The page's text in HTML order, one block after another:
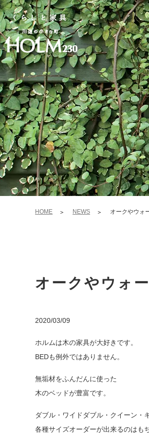
HOME NEWS オークやウォ
オークやウォ
2020/03/09
ホルムは木の家具が大好きです。
BEDも例外ではありません。
無垢材をふんだんに使った
木のベッドが豊富です。
ダブル・ワイドダブル・クイーン・
各種サイズオーダーが出来るのはも